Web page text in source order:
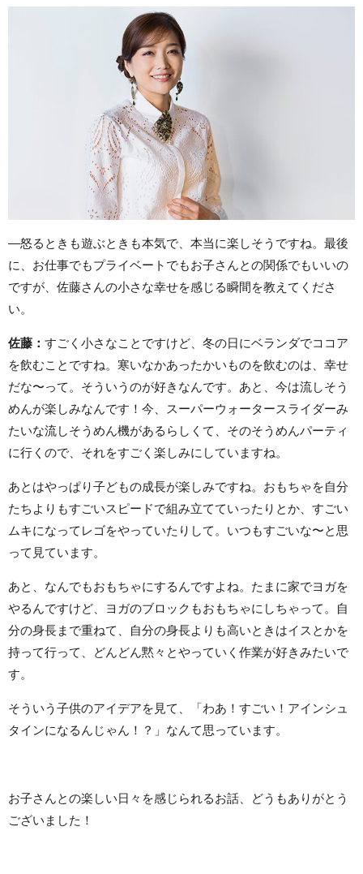
—怒るときも遊ぶときも本気で、本当に楽しそうですね。最後
に、お仕事でもプライベートでもお子さんとの関係でもいいの
ですが、佐藤さんの小さな幸せを感じる瞬間を教えてくださ
い。
佐藤： すごく小さなことですけど、冬の日にベランダでココア
を飲むことですね。寒いなかあったかいものを飲むのは、幸せ
だな〜って。そういうのが好きなんです。あと、今は流しそう
めんが楽しみなんです！今、スーパーウォータースライダーみ
たいな流しそうめん機があるらしくて、そのそうめんパーティ
に行くので、それをすごく楽しみにしていますね。
あとはやっぱり子どもの成長が楽しみですね。おもちゃを自分
たちよりもすごいスピードで組み立てていったりとか、すごい
ムキになってレゴをやっていたりして。いつもすごいな〜と思
って見ています。
あと、なんでもおもちゃにするんですよね。たまに家でヨガを
やるんですけど、ヨガのブロックもおもちゃにしちゃって。自
分の身長まで重ねて、自分の身長よりも高いときはイスとかを
持って行って、どんどん黙々とやっていく作業が好きみたいで
す。
そういう子供のアイデアを見て、「わあ！すごい！アインシュ
タインになるんじゃん！？」なんて思っています。
お子さんとの楽しい日々を感じられるお話、どうもありがとう
ございました！